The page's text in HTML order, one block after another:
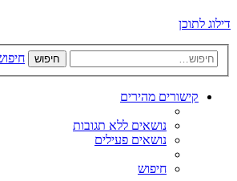
דילוג לתוכן
חיפוש
קישורים מהירים
נושאים ללא תגובות
נושאים פעילים
חיפוש